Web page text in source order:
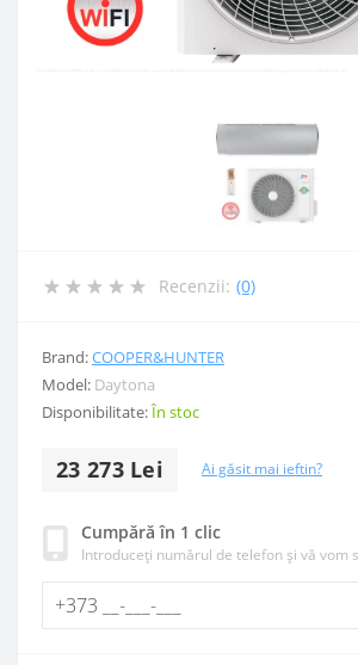
Recenzii: (0)
Brand:COOPER&HUNTER
Model: Daytona
Disponibilitate:În stoc
23 273 Lei Ai găsit mai ieftin?
Cumpără în 1 clic
Introduceți numărul de telefon și vă vom